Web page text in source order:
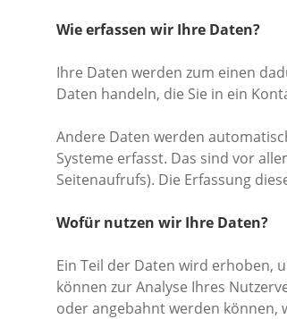
Wie erfassen wir Ihre Daten?
Ihre Daten werden zum einen
Daten handeln, die Sie in ein
Andere Daten werden
Systeme erfasst. Das sind vor
Seitenaufrufs). Die Erfassung
Wofür nutzen wir Ihre Daten?
Ein Teil der Daten wird erhoben,
können zur Analyse Ihres
oder angebahnt werden können,